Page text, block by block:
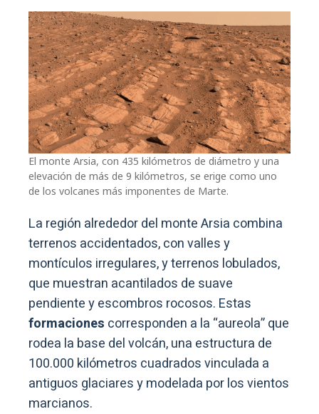
El monte Arsia, con 435 kilómetros de diámetro y una
elevación de más de 9 kilómetros, se erige como uno
de los volcanes más imponentes de Marte.
La región alrededor del monte Arsia combina
terrenos accidentados, con valles y
montículos irregulares, y terrenos lobulados,
que muestran acantilados de suave
pendiente y escombros rocosos. Estas
formaciones corresponden a la “aureola” que
rodea la base del volcán, una estructura de
100.000 kilómetros cuadrados vinculada a
antiguos glaciares y modelada por los vientos
marcianos.